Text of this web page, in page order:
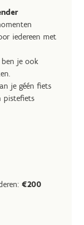
iedereen met
je ook
je géén fiets
pistefiets
€200